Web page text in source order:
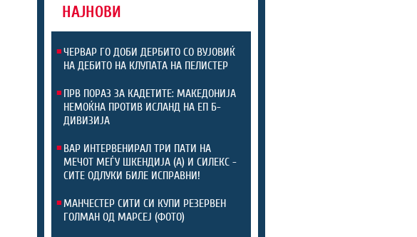
НАЈНОВИ
ЧЕРВАР ГО ДОБИ ДЕРБИТО СО ВУЈОВИЌ
НА ДЕБИТО НА КЛУПАТА НА ПЕЛИСТЕР
ПРВ ПОРАЗ ЗА КАДЕТИТЕ: МАКЕДОНИЈА
НЕМОЌНА ПРОТИВ ИСЛАНД НА ЕП Б-
ДИВИЗИЈА
ВАР ИНТЕРВЕНИРАЛ ТРИ ПАТИ НА
МЕЧОТ МЕЃУ ШКЕНДИЈА (А) И СИЛЕКС -
СИТЕ ОДЛУКИ БИЛЕ ИСПРАВНИ!
МАНЧЕСТЕР СИТИ СИ КУПИ РЕЗЕРВЕН
ГОЛМАН ОД МАРСЕЈ (ФОТО)